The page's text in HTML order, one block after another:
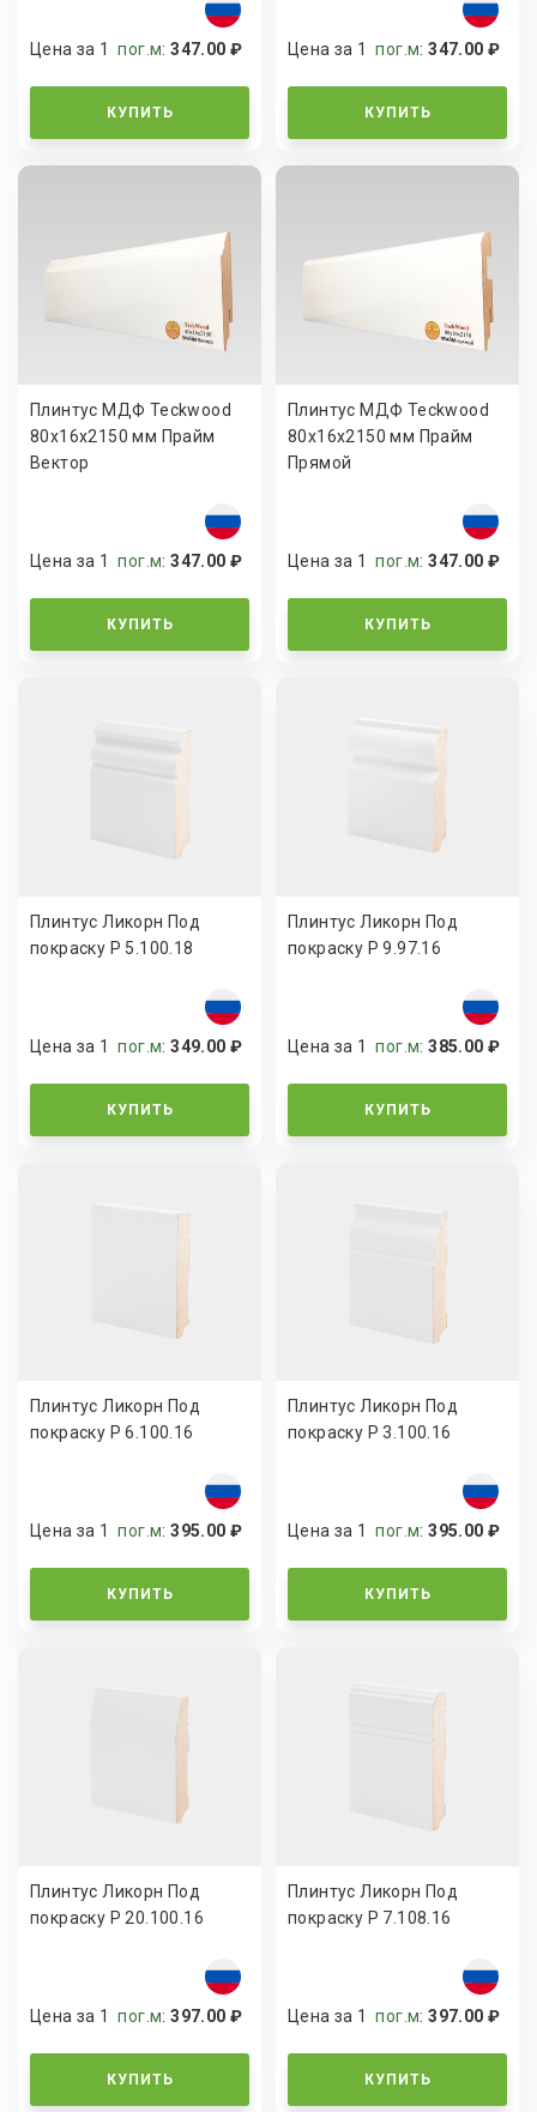
Цена за 1пог.м:347.00 ₽
КУПИТЬ
Цена за 1пог.м:347.00 ₽
КУПИТЬ
Плинтус МДФ Teckwood
80х16х2150 мм Прайм
Вектор
Цена за 1пог.м:347.00 ₽
КУПИТЬ
Плинтус МДФ Teckwood
80х16х2150 мм Прайм
Прямой
Цена за 1пог.м:347.00 ₽
КУПИТЬ
Плинтус Ликорн Под
покраску Р 5.100.18
Цена за 1пог.м:349.00 ₽
КУПИТЬ
Плинтус Ликорн Под
покраску Р 9.97.16
Цена за 1пог.м:385.00 ₽
КУПИТЬ
Плинтус Ликорн Под
покраску Р 6.100.16
Цена за 1пог.м:395.00 ₽
КУПИТЬ
Плинтус Ликорн Под
покраску Р 3.100.16
Цена за 1пог.м:395.00 ₽
КУПИТЬ
Плинтус Ликорн Под
покраску Р 20.100.16
Цена за 1пог.м:397.00 ₽
КУПИТЬ
Плинтус Ликорн Под
покраску Р 7.108.16
Цена за 1пог.м:397.00 ₽
КУПИТЬ